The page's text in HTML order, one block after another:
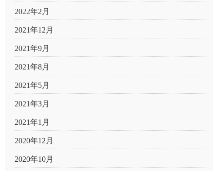
2022年2月
2021年12月
2021年9月
2021年8月
2021年5月
2021年3月
2021年1月
2020年12月
2020年10月